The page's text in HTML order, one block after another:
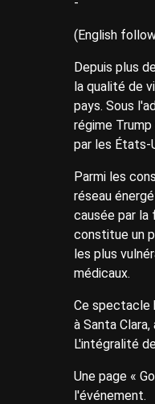
(English
Depuis plus
la qualité de
pays. Sous
régime
par les États-
Parmi les
réseau
causée par la
constitue un
les plus
médicaux.
Ce spectacle
à Santa
L'intégralité
Une page «
l'événement.